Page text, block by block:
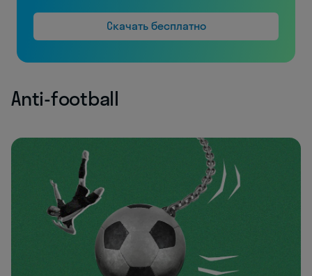
Скачать бесплатно
Anti-football